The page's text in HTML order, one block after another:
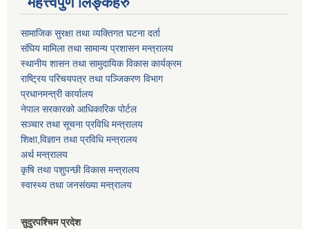
सामाजिक सुरक्षा तथा व्यक्तिगत घटना दर्ता
संघिय मामिला तथा सामान्य प्रशासन मन्त्रालय
स्थानीय शासन तथा सामुदायिक विकास कार्यक्रम
राष्ट्रिय परिचयपत्र तथा पञ्जिकरण विभाग
प्रधानमन्त्री कार्यालय
नेपाल सरकारको आधिकारिक पोर्टल
सञ्‍चार तथा सूचना प्रविधि मन्त्रालय
शिक्षा,विज्ञान तथा प्रविधि मन्त्रालय
अर्थ मन्त्रालय
कृषि तथा पशुपन्छी विकास मन्त्रालय
स्वास्थ्य तथा जनसंख्या मन्त्रालय
सुदुरपश्चिम प्रदेश